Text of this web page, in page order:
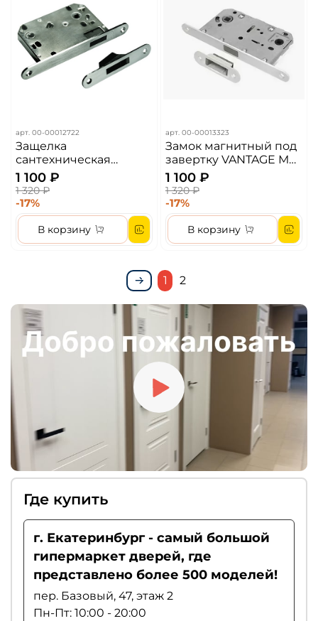
арт. 00-00012722
Защелка
сантехническая
магнитная MORELLI
2070M AB Цвет -
Бронза
1 100 ₽
1 320 ₽
-17%
В корзину
арт. 00-00013323
Замок магнитный под
завертку VANTAGE МС
96 Цвет - Хром
1 100 ₽
1 320 ₽
-17%
В корзину
1 2
Где купить
г. Екатеринбург - самый большой
гипермаркет дверей, где
представлено более 500 моделей!
пер. Базовый, 47, этаж 2
Пн-Пт: 10:00 - 20:00